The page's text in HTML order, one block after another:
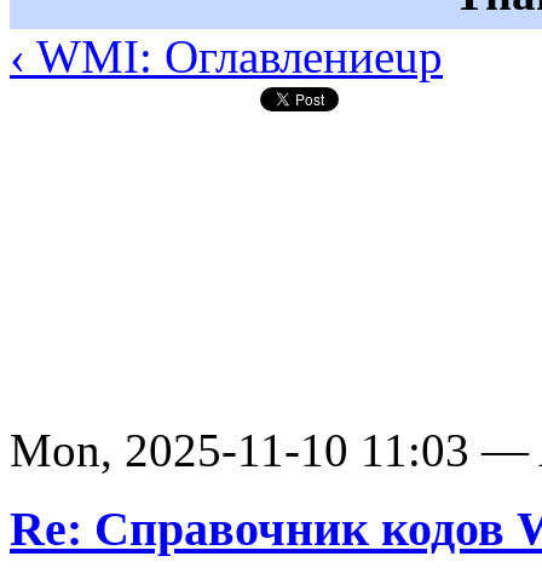
‹ WMI: Оглавлениеup
Mon, 2025-11-10 11:03 —
Re: Справочник кодов